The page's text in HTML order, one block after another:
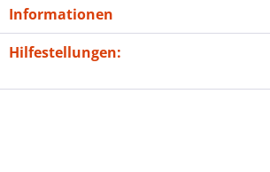
Informationen
Hilfestellungen: